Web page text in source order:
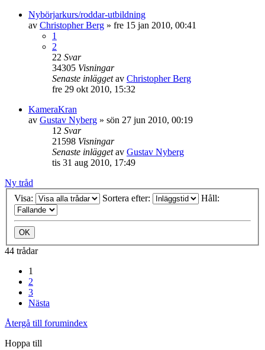
Nybörjarkurs/roddar-utbildning
av Christopher Berg » fre 15 jan 2010, 00:41
1
2
22 Svar
34305 Visningar
Senaste inläggetav Christopher Berg
fre 29 okt 2010, 15:32
KameraKran
av Gustav Nyberg » sön 27 jun 2010, 00:19
12 Svar
21598 Visningar
Senaste inläggetav Gustav Nyberg
tis 31 aug 2010, 17:49
Ny tråd
Visa:
Sortera efter: Håll:
44 trådar
1
2
3
Nästa
Återgå till forumindex
Hoppa till